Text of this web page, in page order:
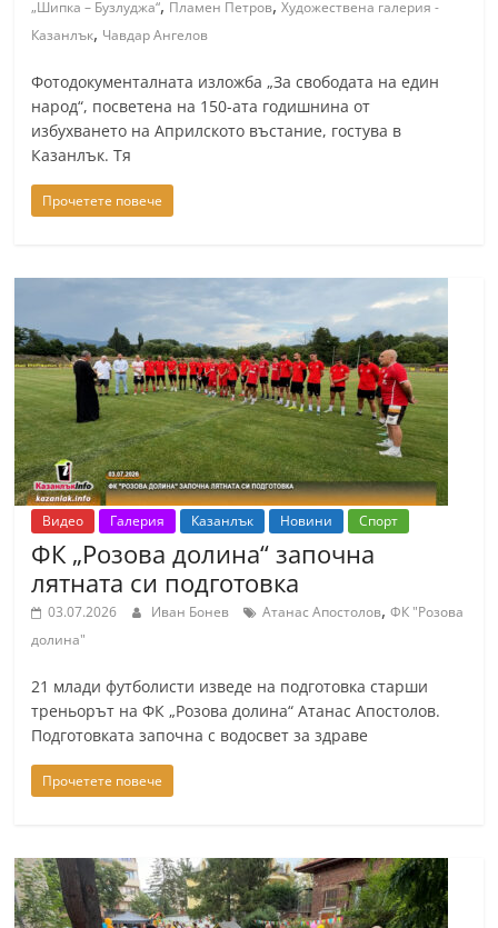
n
a
k
.
n
k
a
z
a
n
l
a
k
-
b
.
n
f
o
g
a
l
„Шипка – Бузлуджа“, Пламен Петров,Художествена галерия -
Казанлък, Чавдар Ангелов
Фотодокументалната изложба „За свободата на един
народ“, посветена на 150-ата годишнина от
избухването на Априлското въстание, гостува в
Казанлък. Тя
Прочетете повече
Видео Галерия Казанлък Новини Спорт
ФК „Розова долина“ започна
лятната си подготовка
03.07.2026 Иван Бонев Атанас Апостолов,ФК "Розова
долина"
21 млади футболисти изведе на подготовка старши
треньорът на ФК „Розова долина“ Атанас Апостолов.
Подготовката започна с водосвет за здраве
Прочетете повече